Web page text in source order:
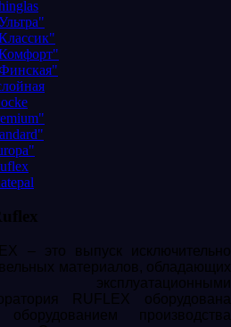
– это выпуск исключительно
материалов, обладающих
RUFLEX оборудована
производства